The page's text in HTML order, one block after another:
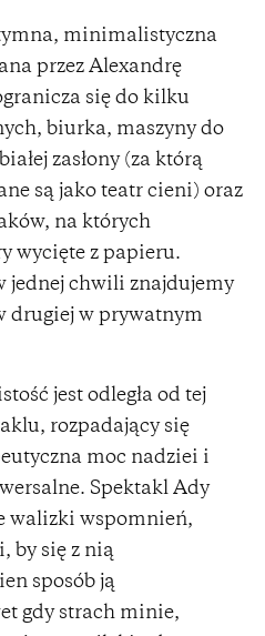
minimalistyczna
przez Alexandrę
się do kilku
biurka, maszyny do
zasłony (za którą
są jako teatr cieni) oraz
na których
wycięte z papieru.
jednej chwili znajdujemy
drugiej w prywatnym
jest odległa od tej
rozpadający się
moc nadziei i
Spektakl Ady
walizki wspomnień,
by się z nią
sposób ją
gdy strach minie,